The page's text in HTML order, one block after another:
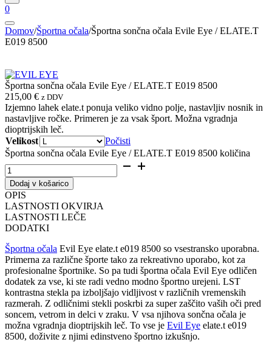
0
Domov/Športna očala/Športna sončna očala Evile Eye / ELATE.T
E019 8500
Športna sončna očala Evile Eye / ELATE.T E019 8500
215,00 € z DDV
Izjemno lahek elate.t ponuja veliko vidno polje, nastavljiv nosnik in
nastavljive ročke. Primeren je za vsak šport. Možna vgradnja
dioptrijskih leč.
Velikost
Počisti
Športna sončna očala Evile Eye / ELATE.T E019 8500 količina
Dodaj v košarico
OPIS
LASTNOSTI OKVIRJA
LASTNOSTI LEČE
DODATKI
Športna očala Evil Eye elate.t e019 8500 so vsestransko uporabna.
Primerna za različne športe tako za rekreativno uporabo, kot za
profesionalne športnike. So pa tudi športna očala Evil Eye odličen
dodatek za vse, ki ste radi vedno modno športno urejeni. LST
kontrastna stekla pa izboljšajo vidljivost v različnih vremenskih
razmerah. Z odličnimi stekli poskrbi za super zaščito vaših oči pred
soncem, vetrom in delci v zraku. V vsa njihova sončna očala je
možna vgradnja dioptrijskih leč. To vse je Evil Eye elate.t e019
8500, doživite z njimi edinstveno športno izkušnjo.